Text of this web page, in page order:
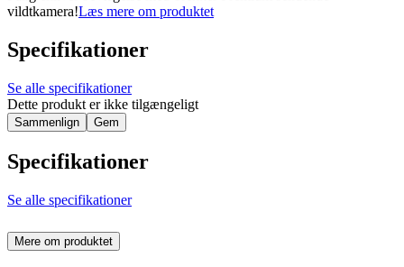
vildtkamera!Læs mere om produktet
Specifikationer
Se alle specifikationer
Dette produkt er ikke tilgængeligt
Sammenlign Gem
Specifikationer
Se alle specifikationer
Mere om produktet